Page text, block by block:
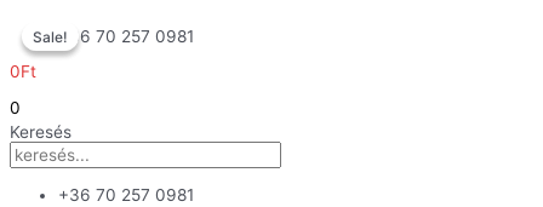
to
content
+36 70 257 0981
0Ft
0
Keresés
+36 70 257 0981
Sale!
Sale!